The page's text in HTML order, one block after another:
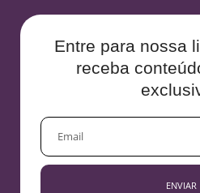
Entre para nossa
receba
EMAIL
ENVIAR